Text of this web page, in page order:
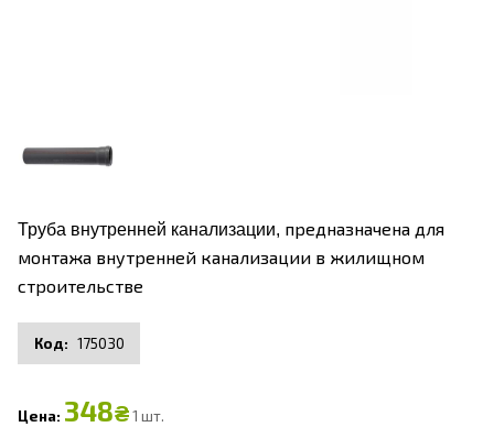
Труба внутренней канализации, предназначена для
монтажа внутренней канализации в жилищном
строительстве
175030
348₴1 шт.